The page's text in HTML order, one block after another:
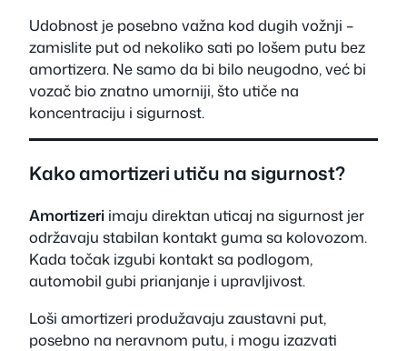
Udobnost je posebno važna kod dugih vožnji –
zamislite put od nekoliko sati po lošem putu bez
amortizera. Ne samo da bi bilo neugodno, već bi
vozač bio znatno umorniji, što utiče na
koncentraciju i sigurnost.
Kako amortizeri utiču na sigurnost?
Amortizeri imaju direktan uticaj na sigurnost jer
održavaju stabilan kontakt guma sa kolovozom.
Kada točak izgubi kontakt sa podlogom,
automobil gubi prianjanje i upravljivost.
Loši amortizeri produžavaju zaustavni put,
posebno na neravnom putu, i mogu izazvati